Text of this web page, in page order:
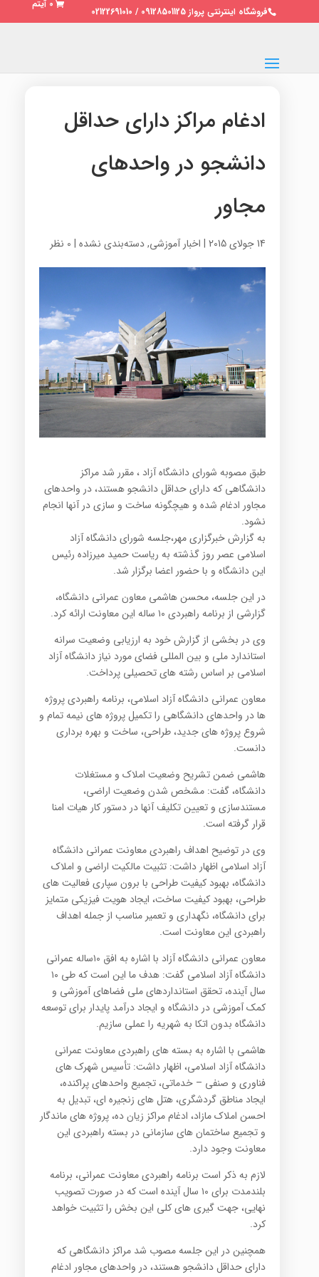
فروشگاه اینترنتی پرواز 09128501125 / 02122691010
0 آیتم
ادغام مراکز دارای حداقل
دانشجو در واحدهای
مجاور
14 جولای 2015 | اخبار آموزشی,دسته‌بندی نشده| 0 نظر
​طبق مصوبه شورای دانشگاه آزاد ، مقرر شد مراکز
دانشگاهی که دارای حداقل دانشجو هستند، در واحدهای
مجاور ادغام شده و هیچگونه ساخت و سازی در آنها انجام
نشود.
به گزارش خبرگزاری مهر،جلسه شورای دانشگاه آزاد
اسلامی عصر روز گذشته به ریاست حمید میرزاده رئیس
این دانشگاه و با حضور اعضا برگزار شد.
در این جلسه، محسن هاشمی معاون عمرانی دانشگاه،
گزارشی از برنامه راهبردی ۱۰ ساله این معاونت ارائه کرد
.
وی در بخشی از گزارش خود به ارزیابی وضعیت سرانه
استاندارد ملی و بین المللی فضای مورد نیاز دانشگاه آزاد
اسلامی بر اساس رشته های تحصیلی پرداخت.
معاون عمرانی دانشگاه آزاد اسلامی، برنامه راهبردی پروژه
ها در واحدهای دانشگاهی را تکمیل پروژه های نیمه تمام و
شروع پروژه های جدید، طراحی، ساخت و بهره برداری
دانست.
هاشمی ضمن تشریح وضعیت املاک و مستغلات
دانشگاه، گفت: مشخص شدن وضعیت اراضی،
مستندسازی و تعیین تکلیف آنها در دستور کار هیات امنا
قرار گرفته است.
وی در توضیح اهداف راهبردی معاونت عمرانی دانشگاه
آزاد اسلامی اظهار داشت: تثبیت مالکیت اراضی و املاک
دانشگاه، بهبود کیفیت طراحی با برون سپاری فعالیت های
طراحی، بهبود کیفیت ساخت، ایجاد هویت فیزیکی متمایز
برای دانشگاه، نگهداری و تعمیر مناسب از جمله اهداف
راهبردی این معاونت است.
معاون عمرانی دانشگاه آزاد با اشاره به افق ۱۰ساله عمرانی
دانشگاه آزاد اسلامی گفت: هدف ما این است که طی ۱۰
سال آینده، تحقق استانداردهای ملی فضاهای آموزشی و
کمک آموزشی در دانشگاه و ایجاد درآمد پایدار برای توسعه
دانشگاه بدون اتکا به شهریه را عملی سازیم.
هاشمی با اشاره به بسته های راهبردی معاونت عمرانی
دانشگاه آزاد اسلامی، اظهار داشت: تأسیس شهرک های
فناوری و صنفی – خدماتی، تجمیع واحدهای پراکنده،
ایجاد مناطق گردشگری، هتل های زنجیره ای، تبدیل به
احسن املاک مازاد، ادغام مراکز زیان ده، پروژه های ماندگار
و تجمیع ساختمان های سازمانی در بسته راهبردی این
معاونت وجود دارد.
لازم به ذکر است برنامه راهبردی معاونت عمرانی، برنامه
بلندمدت برای ۱۰ سال آینده است که در صورت تصویب
نهایی، جهت گیری های کلی این بخش را تثبیت خواهد
کرد.
همچنین در این جلسه مصوب شد مراکز دانشگاهی که
دارای حداقل دانشجو هستند، در واحدهای مجاور ادغام